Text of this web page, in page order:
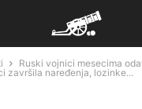
Ruski vojnici mesecima
završila naređenja, lozinke...